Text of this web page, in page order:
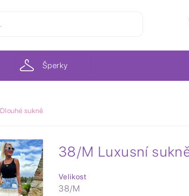
Šperky
Dlouhé sukně
38/M Luxusní
Velikost
38/M